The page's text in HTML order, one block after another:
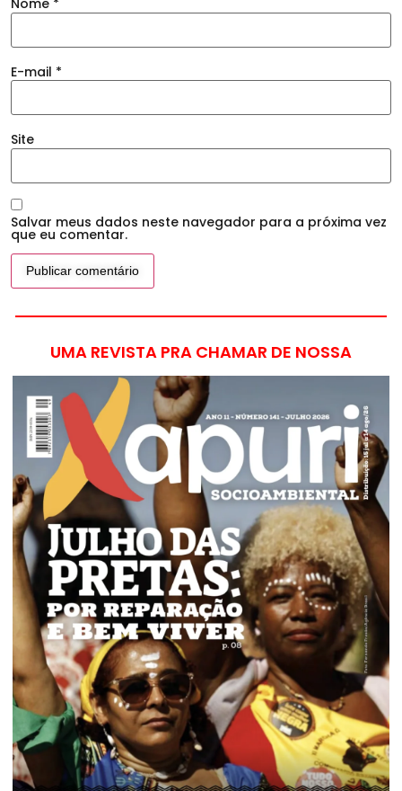
Nome *
E-mail *
Site
Salvar meus dados neste navegador para a próxima vez
que eu comentar.
UMA REVISTA PRA CHAMAR DE NOSSA